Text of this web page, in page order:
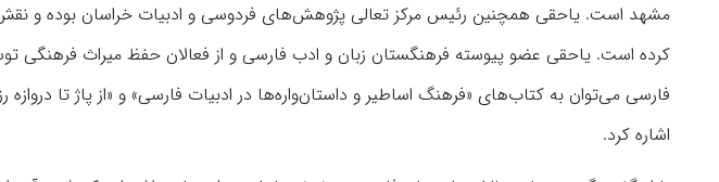
مشهد است. یاحقی همچنین رئیس مرکز تعالی پژوهش‌های فردوسی و ادبیات خراسان بوده و
کرده است. یاحقی عضو پیوسته فرهنگستان زبان و ادب فارسی و از فعالان حفظ میراث فرهنگی توس
فارسی می‌توان به کتاب‌های «فرهنگ اساطیر و داستان‌واره‌ها در ادبیات فارسی» و «از پاژ تا
اشاره کرد.